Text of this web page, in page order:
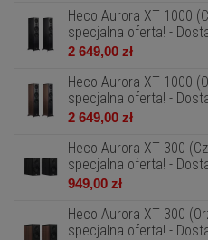
Heco Aurora XT 1000
specjalna oferta! -
2 649,00 zł
Heco Aurora XT 1000
specjalna oferta! -
2 649,00 zł
Heco Aurora XT 300
specjalna oferta! -
949,00 zł
Heco Aurora XT 300
specjalna oferta! -